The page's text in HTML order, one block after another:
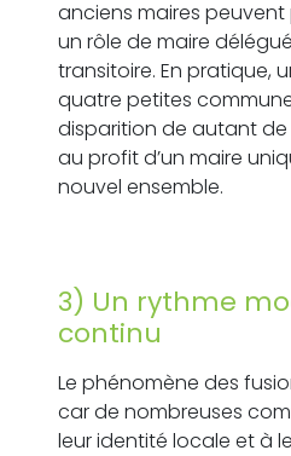
anciens maires
un rôle de maire
transitoire. En pratique,
quatre petites
disparition de autant
au profit d’un maire
nouvel ensemble.
3) Un rythme
continu
Le phénomène des
car de nombreuses
leur identité locale et à